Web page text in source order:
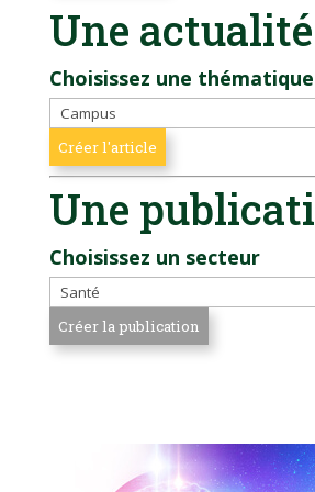
Une actualité
Choisissez une thématique
Une
Choisissez un secteur